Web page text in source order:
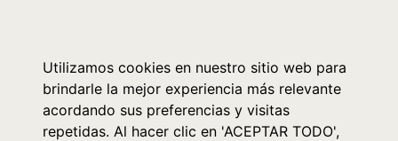
Utilizamos cookies en nuestro sitio web para
brindarle la mejor experiencia más relevante
acordando sus preferencias y visitas
repetidas. Al hacer clic en 'ACEPTAR TODO',